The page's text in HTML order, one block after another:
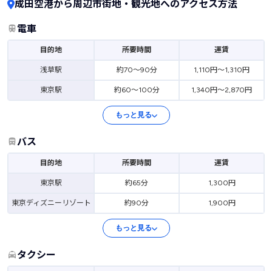
成田空港から周辺市街地・観光地へのアクセス方法
電車
目的地 所要時間 運賃
浅草駅 約70～90分 1,110円～1,310円
東京駅 約60～100分 1,340円～2,870円
もっと見る
バス
目的地 所要時間 運賃
東京駅 約65分 1,300円
東京ディズニーリゾート 約90分 1,900円
もっと見る
タクシー